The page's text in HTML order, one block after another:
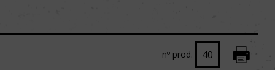
nº prod.